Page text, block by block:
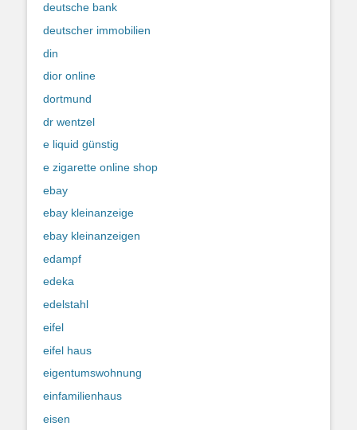
deutsche bank
deutscher immobilien
din
dior online
dortmund
dr wentzel
e liquid günstig
e zigarette online shop
ebay
ebay kleinanzeige
ebay kleinanzeigen
edampf
edeka
edelstahl
eifel
eifel haus
eigentumswohnung
einfamilienhaus
eisen